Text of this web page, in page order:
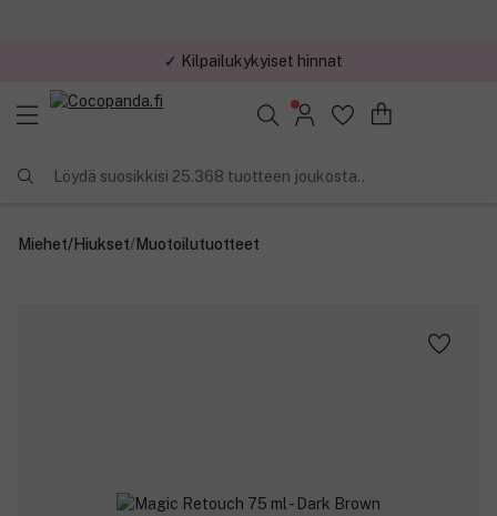
✓ Kilpailukykyiset hinnat
Löydä suosikkisi 25.368 tuotteen joukosta..
Miehet/Hiukset/Muotoilutuotteet